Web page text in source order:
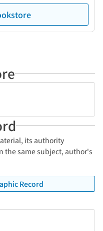
its authority
the same subject, author's
Record